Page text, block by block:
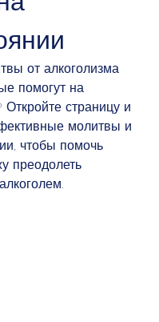
от алкоголизма
помогут на
Откройте страницу и
молитвы и
чтобы помочь
преодолеть